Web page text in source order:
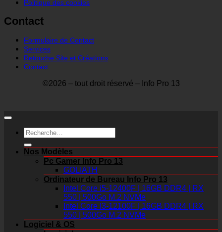
Politique des cookies
Contact
Formulaire de Contact
Services
Retouche Site et Créations
Contact
©2026 – tout droit réservé – Info Pro 13
Recherche
pour :
Nos Modèles
Pc Gamer Info Pro 13
GOLIATH
Ordinateur de Bureau Info Pro 13
Intel Core i5-12400F | 16GB DDR4 | RX
550 | 500Go M.2 NVMe
Intel Core I3-12100F | 16GB DDR4 | RX
550 | 500Go M.2 NVMe
Logiciel & OS